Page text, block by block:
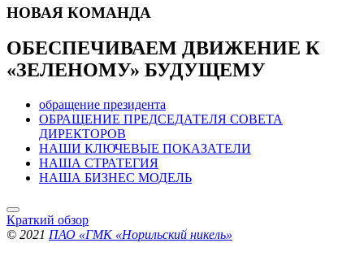
НОВАЯ КОМАНДА
ОБЕСПЕЧИВАЕМ ДВИЖЕНИЕ К
«ЗЕЛЕНОМУ» БУДУЩЕМУ
обращение президента
ОБРАЩЕНИЕ ПРЕДСЕДАТЕЛЯ СОВЕТА
ДИРЕКТОРОВ
НАШИ КЛЮЧЕВЫЕ ПОКАЗАТЕЛИ
НАША СТРАТЕГИЯ
НАША БИЗНЕС МОДЕЛЬ
Краткий обзор
© 2021 ПАО «ГМК «Норильский никель»